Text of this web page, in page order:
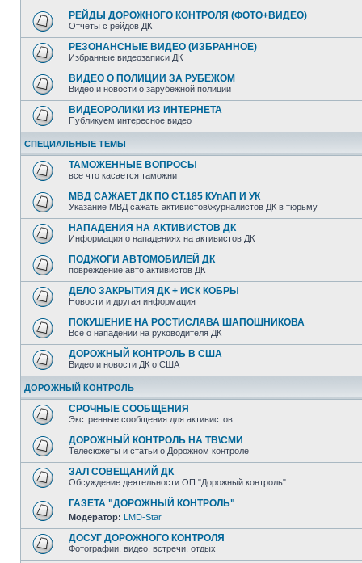
РЕЙДЫ ДОРОЖНОГО КОНТРОЛЯ (ФОТО+ВИДЕО)
Отчеты с рейдов ДК
РЕЗОНАНСНЫЕ ВИДЕО (ИЗБРАННОЕ)
Избранные видеозаписи ДК
ВИДЕО О ПОЛИЦИИ ЗА РУБЕЖОМ
Видео и новости о зарубежной полиции
ВИДЕОРОЛИКИ ИЗ ИНТЕРНЕТА
Публикуем интересное видео
СПЕЦИАЛЬНЫЕ ТЕМЫ
ТАМОЖЕННЫЕ ВОПРОСЫ
все что касается таможни
МВД САЖАЕТ ДК ПО СТ.185 КУпАП И УК
Указание МВД сажать активистов\журналистов ДК в тюрьму
НАПАДЕНИЯ НА АКТИВИСТОВ ДК
Информация о нападениях на активистов ДК
ПОДЖОГИ АВТОМОБИЛЕЙ ДК
повреждение авто активистов ДК
ДЕЛО ЗАКРЫТИЯ ДК + ИСК КОБРЫ
Новости и другая информация
ПОКУШЕНИЕ НА РОСТИСЛАВА ШАПОШНИКОВА
Все о нападении на руководителя ДК
ДОРОЖНЫЙ КОНТРОЛЬ В США
Видео и новости ДК о США
ДОРОЖНЫЙ КОНТРОЛЬ
СРОЧНЫЕ СООБЩЕНИЯ
Экстренные сообщения для активистов
ДОРОЖНЫЙ КОНТРОЛЬ НА ТВ\СМИ
Телесюжеты и статьи о Дорожном контроле
ЗАЛ СОВЕЩАНИЙ ДК
Обсуждение деятельности ОП "Дорожный контроль"
ГАЗЕТА "ДОРОЖНЫЙ КОНТРОЛЬ"
Модератор: LMD-Star
ДОСУГ ДОРОЖНОГО КОНТРОЛЯ
Фотографии, видео, встречи, отдых